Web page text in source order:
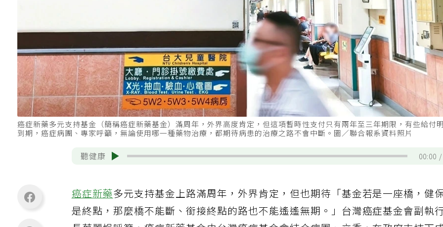
癌症新藥多元支持基金（簡稱癌症新藥基金）滿周年，外界高度肯定，但這項暫時性支付只有兩年至三年期限，有些給付
到期，癌症病團、專家呼籲，無論使用哪一種藥物治療，都期待病患的治療之路不會中斷。圖／聯合報系資料照片
聽健康 00:00
癌症新藥多元支持基金上路滿周年，外界肯定，但也期待「基金若是一座橋，健
是終點，那麼橋不能斷、銜接終點的路也不能遙遙無期。」台灣癌症基金會副執